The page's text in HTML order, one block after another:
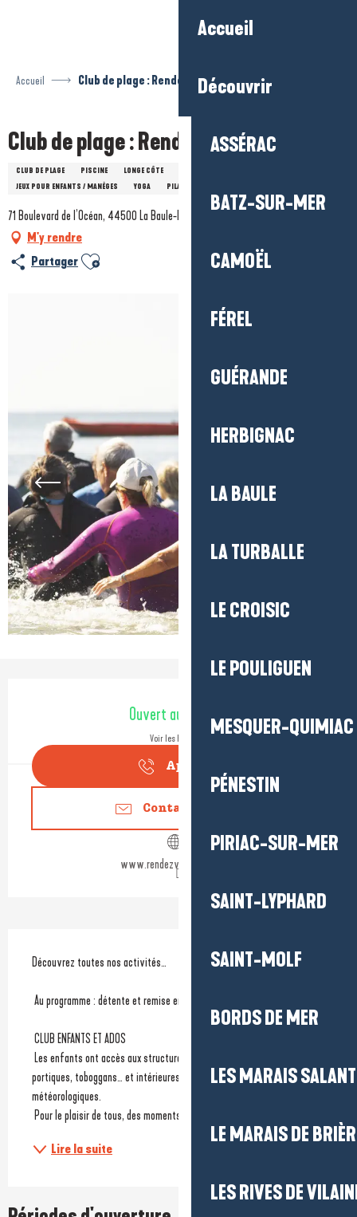
Accueil
Découvrir
ASSÉRAC
BATZ-SUR-MER
CAMOËL
FÉREL
GUÉRANDE
HERBIGNAC
LA BAULE
LA TURBALLE
LE CROISIC
LE POULIGUEN
MESQUER-QUIMIAC
PÉNESTIN
PIRIAC-SUR-MER
SAINT-LYPHARD
SAINT-MOLF
BORDS DE MER
LES MARAIS
LE MARAIS DE
LES RIVES DE
Accueil Club de plage : Rendez-vous à la plage
Club de plage : Rendez-vous à la plage
CLUB DE PLAGE PISCINE LONGE CÔTE
JEUX POUR ENFANTS / MANÈGES
YOGA PILATES
71 Boulevard de l’Océan, 44500 La Baule-Escoublac
M'y rendre
Partager Ajouter aux favoris
Ouverture et coordonnées
Ouvert aujourd'hui
Voir les horaires
Appeler
Contactez-nous
www.rendezvousalaplage.fr
Description
Découvrez toutes nos activités…
Au programme : détente et remise en forme du corps et de l’esprit
CLUB ENFANTS ET ADOS
portiques, toboggans… et intérieures selon les conditions
météorologiques.
Pour le plaisir de tous, des moments de...
Lire la suite